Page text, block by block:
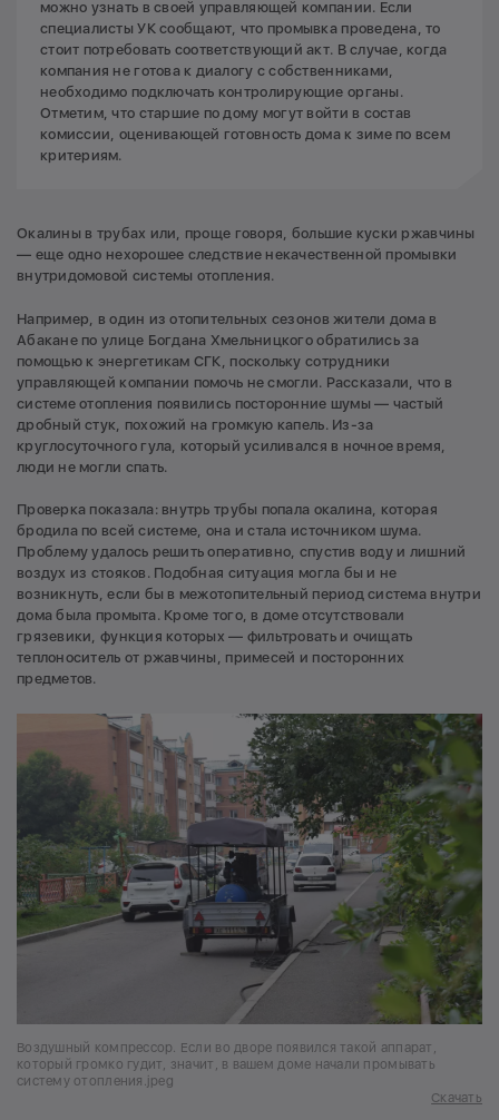
можно узнать в своей управляющей компании. Если
специалисты УК сообщают, что промывка проведена, то
стоит потребовать соответствующий акт. В случае, когда
компания не готова к диалогу с собственниками,
необходимо подключать контролирующие органы.
Отметим, что старшие по дому могут войти в состав
комиссии, оценивающей готовность дома к зиме по всем
критериям.
Окалины в трубах или, проще говоря, большие куски ржавчины
— еще одно нехорошее следствие некачественной промывки
внутридомовой системы отопления.
Например, в один из отопительных сезонов жители дома в
Абакане по улице Богдана Хмельницкого обратились за
помощью к энергетикам СГК, поскольку сотрудники
управляющей компании помочь не смогли. Рассказали, что в
системе отопления появились посторонние шумы — частый
дробный стук, похожий на громкую капель. Из-за
круглосуточного гула, который усиливался в ночное время,
люди не могли спать.
Проверка показала: внутрь трубы попала окалина, которая
бродила по всей системе, она и стала источником шума.
Проблему удалось решить оперативно, спустив воду и лишний
воздух из стояков. Подобная ситуация могла бы и не
возникнуть, если бы в межотопительный период система внутри
дома была промыта. Кроме того, в доме отсутствовали
грязевики, функция которых — фильтровать и очищать
теплоноситель от ржавчины, примесей и посторонних
предметов.
Воздушный компрессор. Если во дворе появился такой аппарат,
который громко гудит, значит, в вашем доме начали промывать
систему отопления.jpeg
Скачать